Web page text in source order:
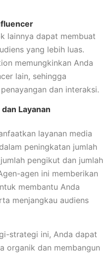
lainnya dapat membuat
yang lebih luas.
memungkinkan Anda
lain, sehingga
dan interaksi.
Layanan
layanan media
peningkatan jumlah
pengikut dan jumlah
agen ini memberikan
membantu Anda
menjangkau audiens
strategi ini, Anda dapat
organik dan membangun